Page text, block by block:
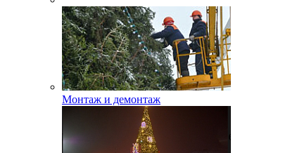
Монтаж и демонтаж